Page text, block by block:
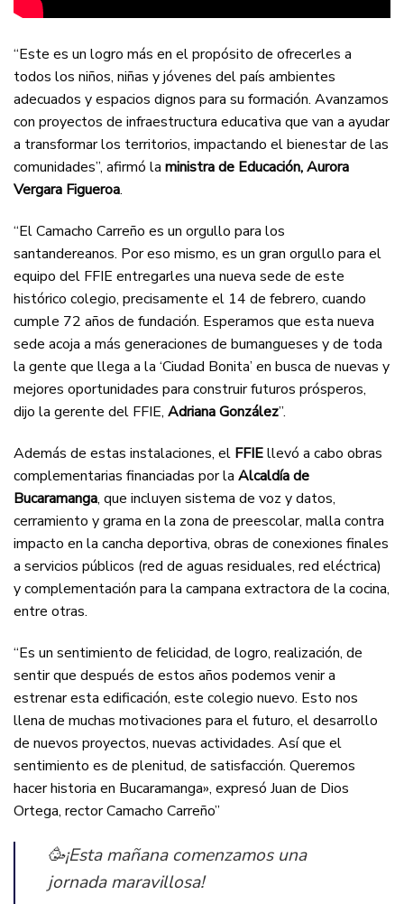
“Este es un logro más en el propósito de ofrecerles a
todos los niños, niñas y jóvenes del país ambientes
adecuados y espacios dignos para su formación. Avanzamos
con proyectos de infraestructura educativa que van a ayudar
a transformar los territorios, impactando el bienestar de las
comunidades”, afirmó la ministra de Educación, Aurora
Vergara Figueroa.
“El Camacho Carreño es un orgullo para los
santandereanos. Por eso mismo, es un gran orgullo para el
equipo del FFIE entregarles una nueva sede de este
histórico colegio, precisamente el 14 de febrero, cuando
cumple 72 años de fundación. Esperamos que esta nueva
sede acoja a más generaciones de bumangueses y de toda
la gente que llega a la ‘Ciudad Bonita’ en busca de nuevas y
mejores oportunidades para construir futuros prósperos,
dijo la gerente del FFIE, Adriana González”.
Además de estas instalaciones, el FFIEllevó a cabo obras
complementarias financiadas por la Alcaldía de
Bucaramanga, que incluyen sistema de voz y datos,
cerramiento y grama en la zona de preescolar, malla contra
impacto en la cancha deportiva, obras de conexiones finales
a servicios públicos (red de aguas residuales, red eléctrica)
y complementación para la campana extractora de la cocina,
entre otras.
“Es un sentimiento de felicidad, de logro, realización, de
sentir que después de estos años podemos venir a
estrenar esta edificación, este colegio nuevo. Esto nos
llena de muchas motivaciones para el futuro, el desarrollo
de nuevos proyectos, nuevas actividades. Así que el
sentimiento es de plenitud, de satisfacción. Queremos
hacer historia en Bucaramanga», expresó Juan de Dios
Ortega, rector Camacho Carreño”
🥳¡Esta mañana comenzamos una
jornada maravillosa!